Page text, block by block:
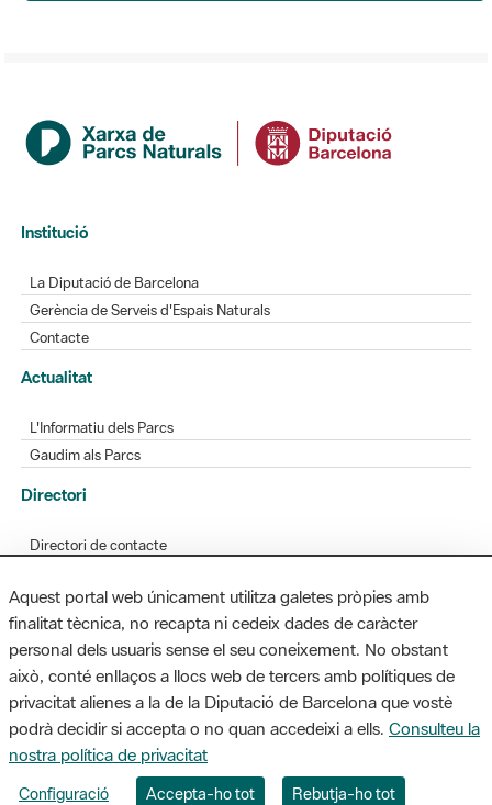
Institució
La Diputació de Barcelona
Gerència de Serveis d'Espais Naturals
Contacte
Actualitat
L'Informatiu dels Parcs
Gaudim als Parcs
Directori
Directori de contacte
Aplicacions mòbils
Bústia de suggeriments
Opineu sobre els parcs
MAPA WEB AVÍS LEGAL ACCESSIBILITAT
Aquest portal web únicament utilitza galetes pròpies amb
finalitat tècnica, no recapta ni cedeix dades de caràcter
personal dels usuaris sense el seu coneixement. No obstant
això, conté enllaços a llocs web de tercers amb polítiques de
privacitat alienes a la de la Diputació de Barcelona que vostè
podrà decidir si accepta o no quan accedeixi a ells. Consulteu la
nostra política de privacitat
Configuració Accepta-ho tot Rebutja-ho tot